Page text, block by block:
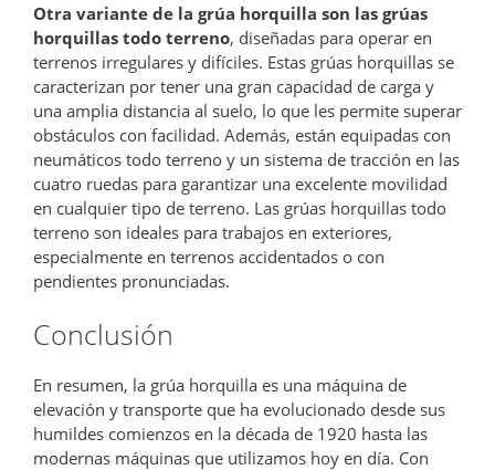
Otra variante de la grúa horquilla son las grúas
horquillas todo terreno, diseñadas para operar en
terrenos irregulares y difíciles. Estas grúas horquillas se
caracterizan por tener una gran capacidad de carga y
una amplia distancia al suelo, lo que les permite superar
obstáculos con facilidad. Además, están equipadas con
neumáticos todo terreno y un sistema de tracción en las
cuatro ruedas para garantizar una excelente movilidad
en cualquier tipo de terreno. Las grúas horquillas todo
terreno son ideales para trabajos en exteriores,
especialmente en terrenos accidentados o con
pendientes pronunciadas.
Conclusión
En resumen, la grúa horquilla es una máquina de
elevación y transporte que ha evolucionado desde sus
humildes comienzos en la década de 1920 hasta las
modernas máquinas que utilizamos hoy en día. Con